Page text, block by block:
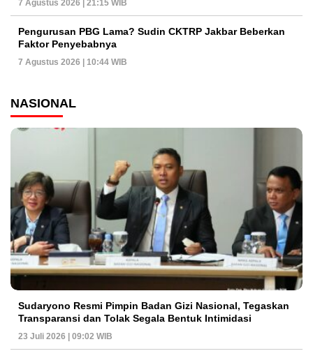
7 Agustus 2026 | 21:15 WIB
Pengurusan PBG Lama? Sudin CKTRP Jakbar Beberkan
Faktor Penyebabnya
7 Agustus 2026 | 10:44 WIB
NASIONAL
Sudaryono Resmi Pimpin Badan Gizi Nasional, Tegaskan
Transparansi dan Tolak Segala Bentuk Intimidasi
23 Juli 2026 | 09:02 WIB